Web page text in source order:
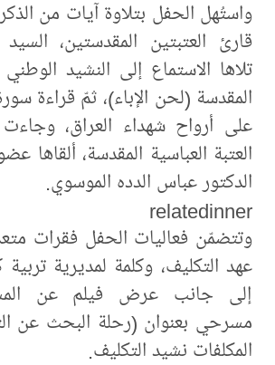
واستُهل الحفل بتلاوة آيات من
قارئ العتبتين المقدستين،
تلاها الاستماع إلى النشيد الوطني
المقدسة (لحن الإباء)، ثمّ قراءة
على أرواح شهداء العراق،
العتبة العباسية المقدسة، ألقاها
الدكتور عباس الدده الموسوي.
relatedinner
وتتضمّن فعاليات الحفل فقرات
عهد التكليف، وكلمة لمديرية تربية
إلى جانب عرض فيلم عن
مسرحي بعنوان (رحلة البحث عن
المكلفات نشيد التكليف.